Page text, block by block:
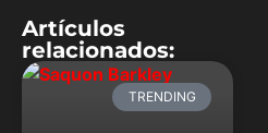
Artículos
relacionados:
TRENDING